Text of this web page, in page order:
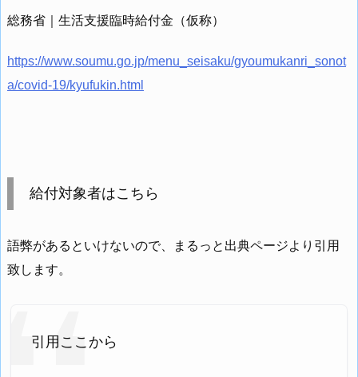
総務省｜生活支援臨時給付金（仮称）
https://www.soumu.go.jp/menu_seisaku/gyoumukanri_sonot
a/covid-19/kyufukin.html
給付対象者はこちら
語弊があるといけないので、まるっと出典ページより引用
致します。
引用ここから